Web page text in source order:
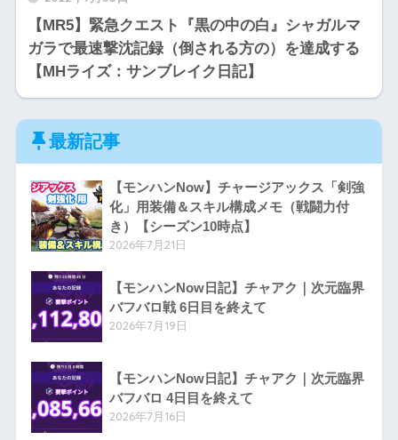
【MR5】緊急クエスト『黒の中の白』シャガルマ
ガラで最速撃沈記録（倒される方の）を達成する
【MHライズ：サンブレイク日記】
最新記事
【モンハンNow】チャージアックス「剣強
化」用装備＆スキル構成メモ（戦闘力付
き）【シーズン10時点】
2026年7月21日
【モンハンNow日記】チャアク｜次元臨界
バフバロ戦 6日目を終えて
2026年7月19日
【モンハンNow日記】チャアク｜次元臨界
バフバロ 4日目を終えて
2026年7月16日